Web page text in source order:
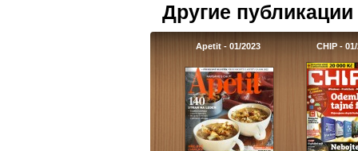
Другие публикации
Apetit - 01/2023 CHIP -